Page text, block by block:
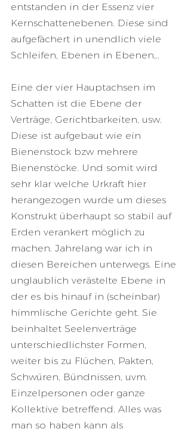
entstanden in der Essenz vier
Kernschattenebenen. Diese sind
aufgefächert in unendlich viele
Schleifen, Ebenen in Ebenen,..
Eine der vier Hauptachsen im
Schatten ist die Ebene der
Verträge, Gerichtbarkeiten, usw.
Diese ist aufgebaut wie ein
Bienenstock bzw mehrere
Bienenstöcke. Und somit wird
sehr klar welche Urkraft hier
herangezogen wurde um dieses
Konstrukt überhaupt so stabil auf
Erden verankert möglich zu
machen. Jahrelang war ich in
diesen Bereichen unterwegs. Eine
unglaublich verästelte Ebene in
der es bis hinauf in (scheinbar)
himmlische Gerichte geht. Sie
beinhaltet Seelenverträge
unterschiedlichster Formen,
weiter bis zu Flüchen, Pakten,
Schwüren, Bündnissen, uvm.
Einzelpersonen oder ganze
Kollektive betreffend. Alles was
man so haben kann als